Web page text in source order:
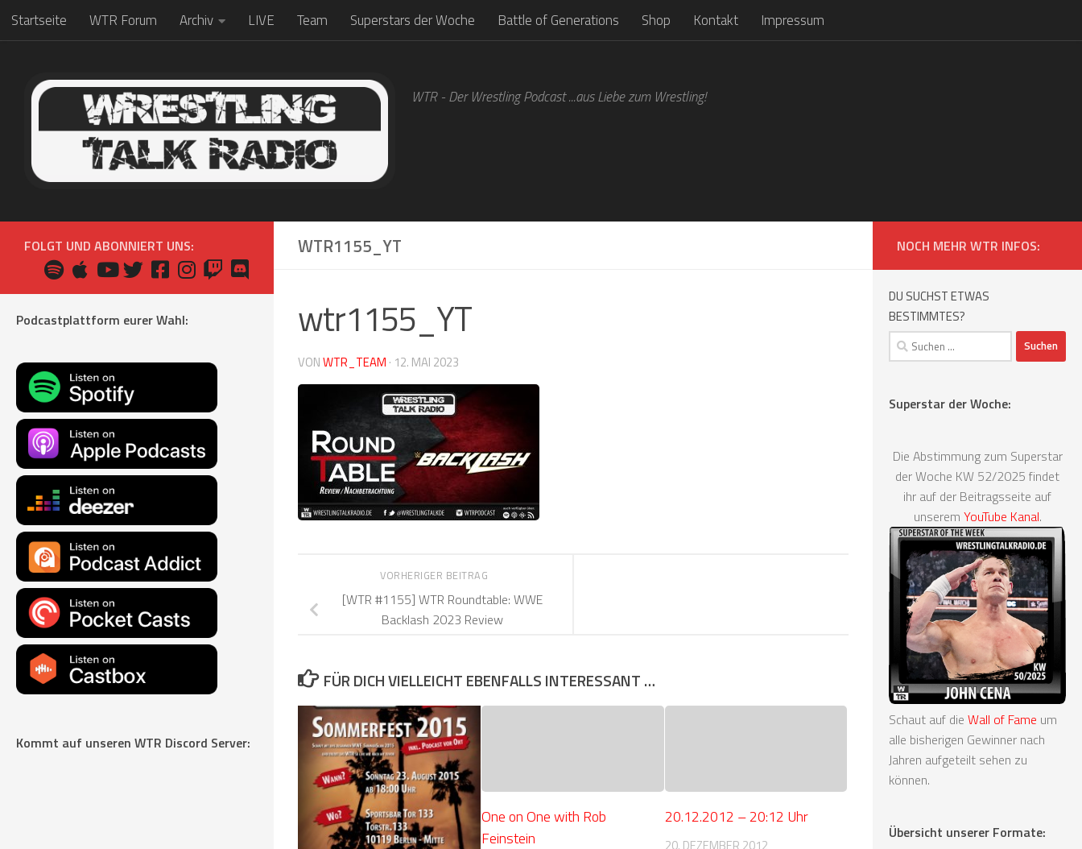
Zum Inhalt springen
Startseite WTR Forum Archiv LIVE Team Superstars der Woche Battle of Generations Shop Kontakt Impressum
WTR - Der Wrestling Podcast ...aus Liebe zum Wrestling!
WTR1155_YT
wtr1155_YT
VONWTR_TEAM · 12. MAI 2023
VORHERIGER BEITRAG
[WTR #1155] WTR Roundtable: WWE
Backlash 2023 Review
FÜR DICH VIELLEICHT EBENFALLS INTERESSANT …
One on One with Rob
Feinstein
20.12.2012 – 20:12 Uhr
20. DEZEMBER 2012
FOLGT UND ABONNIERT UNS:
Podcastplattform eurer Wahl:
Kommt auf unseren WTR Discord Server:
NOCH MEHR WTR INFOS:
DU SUCHST ETWAS
BESTIMMTES?
Suchen
nach:
Superstar der Woche:
Die Abstimmung zum Superstar
der Woche KW 52/2025 findet
ihr auf der Beitragsseite auf
unserem YouTube Kanal.
Schaut auf die Wall of Fame um
alle bisherigen Gewinner nach
Jahren aufgeteilt sehen zu
können.
Übersicht unserer Formate: